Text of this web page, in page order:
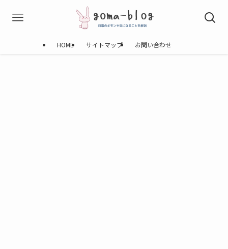
HOME サイトマップ お問い合わせ